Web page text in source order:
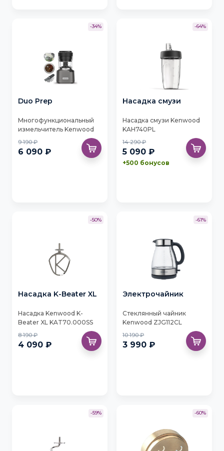
-34%
Duo Prep
Многофункциональный
измельчитель Kenwood
9 190 ₽
6 090 ₽
-64%
Насадка смузи
Насадка смузи Kenwood
KAH740PL
14 290 ₽
5 090 ₽
+500 бонусов
-50%
Насадка K-Beater XL
Насадка Kenwood K-
Beater XL KAT70.000SS
8 190 ₽
4 090 ₽
-61%
Электрочайник
Стеклянный чайник
Kenwood ZJG112CL
10 190 ₽
3 990 ₽
-59% -60%